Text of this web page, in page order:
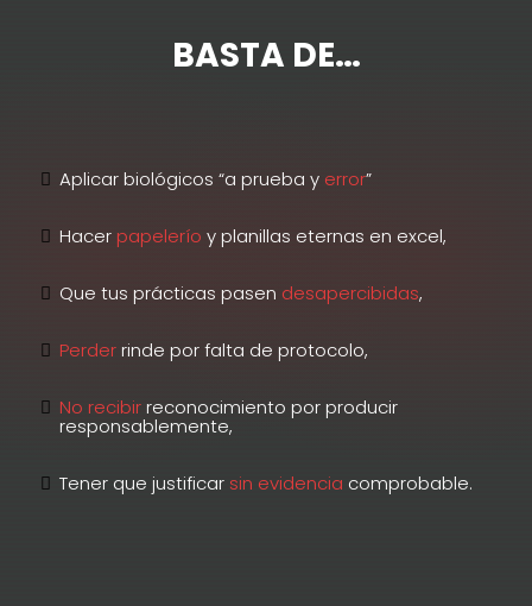
BASTA DE…
Aplicar biológicos “a prueba y error”
Hacerpapelerío y planillas eternas en excel,
Que tus prácticas pasen desapercibidas,
Perderrinde por falta de protocolo,
No recibirreconocimiento por producir
responsablemente,
Tener que justificar sin evidencia comprobable.